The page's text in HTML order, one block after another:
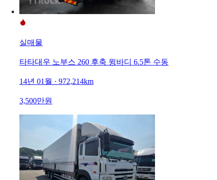
실매물
타타대우 노부스 260 후축 윙바디 6.5톤 수동
14년 01월 · 972,214km
3,500만원